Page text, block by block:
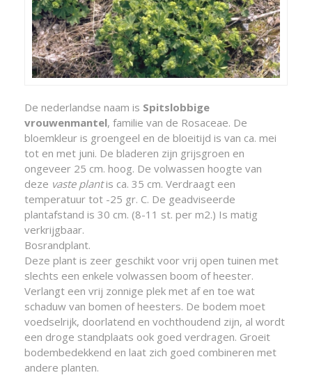
De nederlandse naam is Spitslobbige
vrouwenmantel, familie van de Rosaceae. De
bloemkleur is groengeel en de bloeitijd is van ca. mei
tot en met juni. De bladeren zijn grijsgroen en
ongeveer 25 cm. hoog. De volwassen hoogte van
deze vaste plantis ca. 35 cm. Verdraagt een
temperatuur tot -25 gr. C. De geadviseerde
plantafstand is 30 cm. (8-11 st. per m2.) Is matig
verkrijgbaar.
Bosrandplant.
Deze plant is zeer geschikt voor vrij open tuinen met
slechts een enkele volwassen boom of heester.
Verlangt een vrij zonnige plek met af en toe wat
schaduw van bomen of heesters. De bodem moet
voedselrijk, doorlatend en vochthoudend zijn, al wordt
een droge standplaats ook goed verdragen. Groeit
bodembedekkend en laat zich goed combineren met
andere planten.